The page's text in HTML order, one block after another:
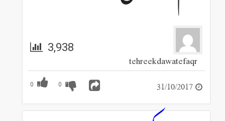
tehreekdawatefaqr
3,938
0 0 31/10/2017